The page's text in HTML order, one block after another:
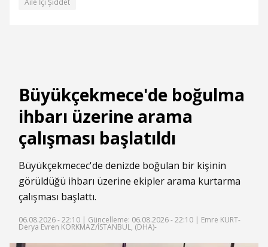
Aile İçi Şiddet
Büyükçekmece'de boğulma
ihbarı üzerine arama
çalışması başlatıldı
Büyükçekmecec'de denizde boğulan bir kişinin
görüldüğü ihbarı üzerine ekipler arama kurtarma
çalışması başlattı.
06.08.2026 - 22:10 | Güncelleme: 06.08.2026 - 22:10 | Emre KURT-
Derya Evren KORKMAZ/İSTANBUL, (DHA)-